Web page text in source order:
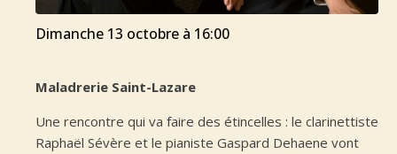
dimanche 13 octobre à 16:00
Maladrerie Saint-Lazare
Une rencontre qui va faire des étincelles : le clarinettiste
Raphaël Sévère et le pianiste Gaspard Dehaene vont